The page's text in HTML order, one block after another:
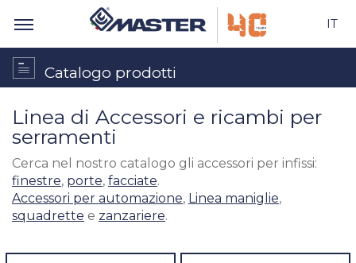
IT
Catalogo prodotti
Linea di Accessori e ricambi per
serramenti
Cerca nel nostro catalogo gli accessori per infissi:
finestre, porte, facciate.
Accessori per automazione, Linea maniglie,
squadrette e zanzariere.